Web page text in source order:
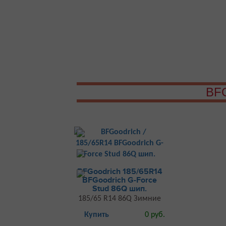
BFGoodrich 185/65R14
BFGoodrich G-Force
Stud 86Q шип.
185/65 R14 86Q Зимние
Купить
0 руб.